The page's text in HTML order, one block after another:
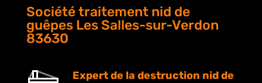
Société traitement nid de
guêpes Les Salles-sur-Verdon
83630
Expert de la destruction nid de